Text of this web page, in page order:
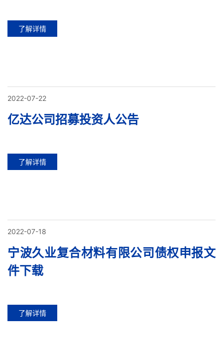
了解详情
2022-07-22
亿达公司招募投资人公告
了解详情
2022-07-18
宁波久业复合材料有限公司债权申报文
件下载
了解详情